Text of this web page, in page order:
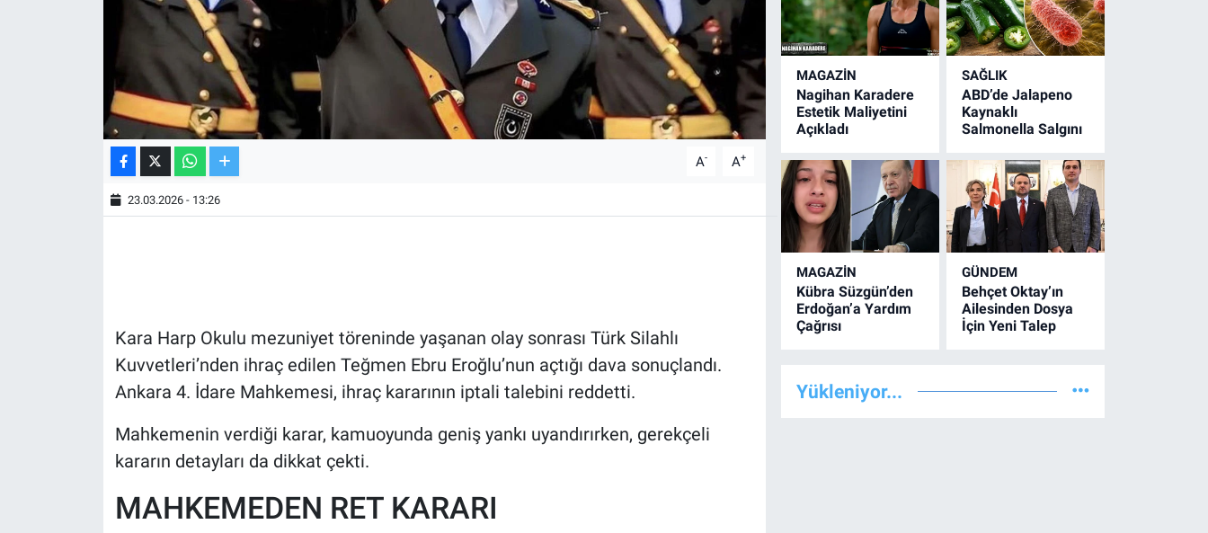
A- A+
23.03.2026 - 13:26
Kara Harp Okulu mezuniyet töreninde yaşanan olay sonrası Türk Silahlı
Kuvvetleri’nden ihraç edilen Teğmen Ebru Eroğlu’nun açtığı dava sonuçlandı.
Ankara 4. İdare Mahkemesi, ihraç kararının iptali talebini reddetti.
Mahkemenin verdiği karar, kamuoyunda geniş yankı uyandırırken, gerekçeli
kararın detayları da dikkat çekti.
MAHKEMEDEN RET KARARI
MAGAZİN
Nagihan Karadere
Estetik Maliyetini
Açıkladı
SAĞLIK
ABD’de Jalapeno
Kaynaklı
Salmonella Salgını
MAGAZİN
Kübra Süzgün’den
Erdoğan’a Yardım
Çağrısı
GÜNDEM
Behçet Oktay’ın
Ailesinden Dosya
İçin Yeni Talep
Yükleniyor...
KÜLTÜR SANAT
EKONOMİ
MAGAZİN
Bilim, Teknoloji